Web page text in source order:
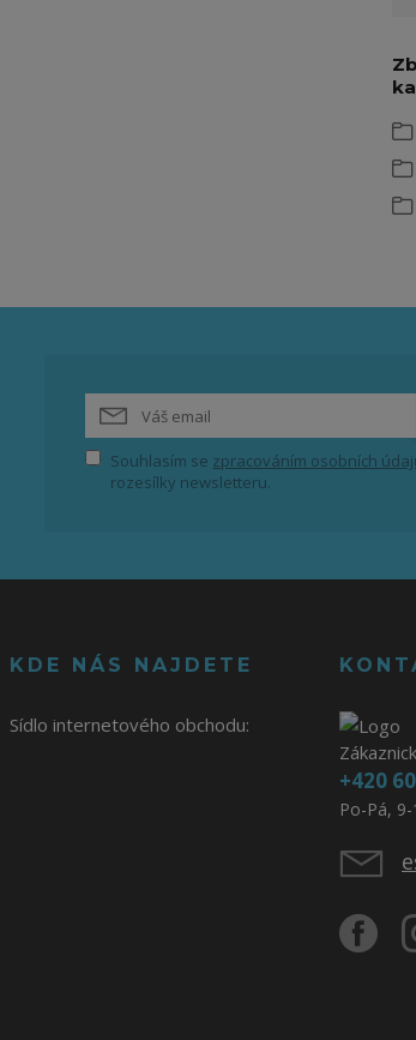
Souhlasím se zpracováním osobních
rozesílky newsletteru.
KDE NÁS NAJDETE
Sídlo internetového obchodu:
+420
Po-Pá,